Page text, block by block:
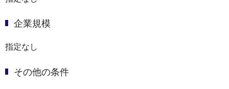
企業規模
指定なし
その他の条件